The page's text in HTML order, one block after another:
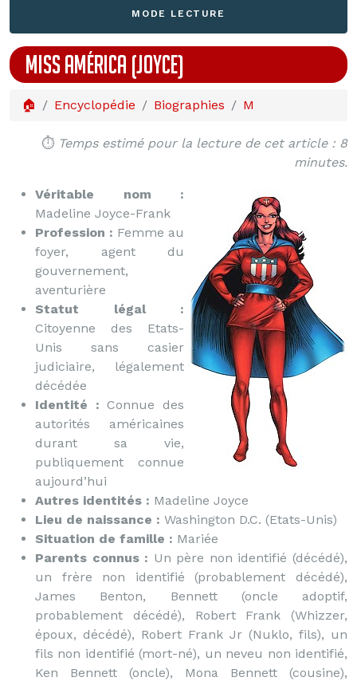
MODE LECTURE
MISS AMÉRICA (JOYCE)
🏠 Encyclopédie Biographies M
⏱️ Temps estimé pour la lecture de cet article : 8
minutes.
Véritable nom :
Madeline Joyce-Frank
Profession : Femme au
foyer, agent du
gouvernement,
aventurière
Statut légal :
Citoyenne des Etats-
Unis sans casier
judiciaire, légalement
décédée
Identité : Connue des
autorités américaines
durant sa vie,
publiquement connue
aujourd’hui
Autres identités : Madeline Joyce
Lieu de naissance : Washington D.C. (Etats-Unis)
Situation de famille : Mariée
Parents connus : Un père non identifié (décédé),
un frère non identifié (probablement décédé),
James Benton, Bennett (oncle adoptif,
probablement décédé), Robert Frank (Whizzer,
époux, décédé), Robert Frank Jr (Nuklo, fils), un
fils non identifié (mort-né), un neveu non identifié,
Ken Bennett (oncle), Mona Bennett (cousine),